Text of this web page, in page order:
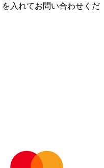
入れてお問い合わせくだ